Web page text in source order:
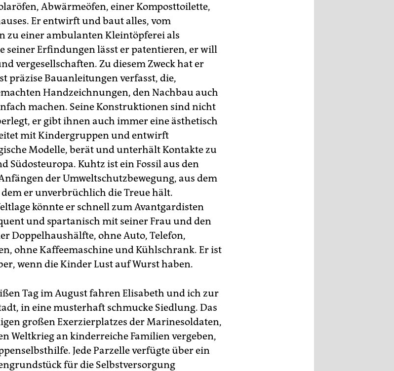
Abwärmeöfen, einer Komposttoilette,
Er entwirft und baut alles, vom
zu einer ambulanten Kleintöpferei als
seiner Erfindungen lässt er patentieren, er will
vergesellschaften. Zu diesem Zweck hat er
präzise Bauanleitungen verfasst, die,
Handzeichnungen, den Nachbau auch
machen. Seine Konstruktionen sind nicht
er gibt ihnen auch immer eine ästhetisch
mit Kindergruppen und entwirft
Modelle, berät und unterhält Kontakte zu
Südosteuropa. Kuhtz ist ein Fossil aus den
der Umweltschutzbewegung, aus dem
er unverbrüchlich die Treue hält.
könnte er schnell zum Avantgardisten
und spartanisch mit seiner Frau und den
Doppelhaushälfte, ohne Auto, Telefon,
ohne Kaffeemaschine und Kühlschrank. Er ist
wenn die Kinder Lust auf Wurst haben.
Tag im August fahren Elisabeth und ich zur
in eine musterhaft schmucke Siedlung. Das
großen Exerzierplatzes der Marinesoldaten,
Weltkrieg an kinderreiche Familien vergeben,
Jede Parzelle verfügte über ein
für die Selbstversorgung